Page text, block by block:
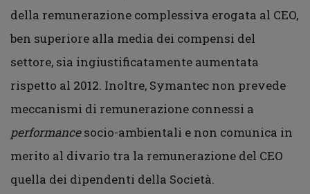
della remunerazione complessiva erogata al CEO,
ben superiore alla media dei compensi del
settore, sia ingiustificatamente aumentata
rispetto al 2012. Inoltre, Symantec non prevede
meccanismi di remunerazione connessi a
performancesocio-ambientali e non comunica in
merito al divario tra la remunerazione del CEO
quella dei dipendenti della Società.